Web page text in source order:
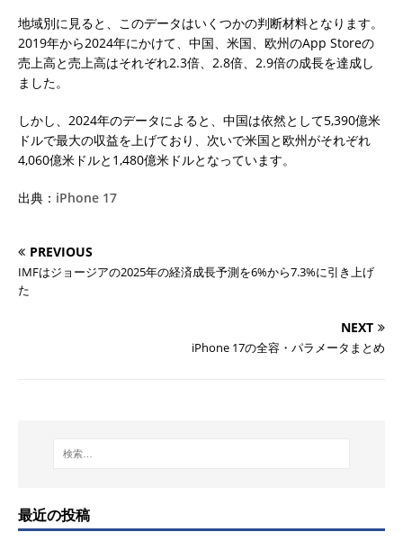
地域別に見ると、このデータはいくつかの判断材料となります。
2019年から2024年にかけて、中国、米国、欧州のApp Storeの
売上高と売上高はそれぞれ2.3倍、2.8倍、2.9倍の成長を達成し
ました。
しかし、2024年のデータによると、中国は依然として5,390億米
ドルで最大の収益を上げており、次いで米国と欧州がそれぞれ
4,060億米ドルと1,480億米ドルとなっています。
出典： iPhone 17
PREVIOUS
IMFはジョージアの2025年の経済成長予測を6%から7.3%に引き上げ
た
NEXT
iPhone 17の全容・パラメータまとめ
最近の投稿